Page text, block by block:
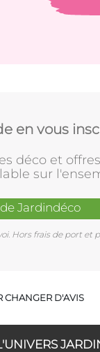
en vous
déco et
sur
Jardindéco
Hors frais de port et
CHANGER D'AVIS